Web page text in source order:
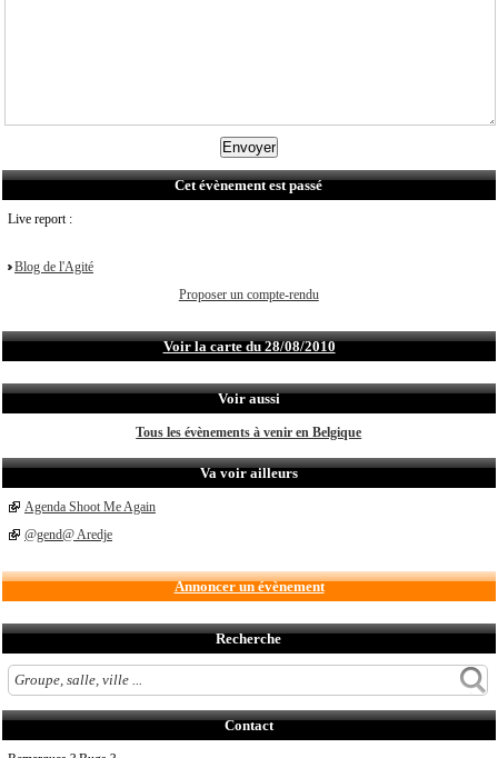
Cet évènement est passé
Live report :
Blog de l'Agité
Proposer un compte-rendu
Voir la carte du 28/08/2010
Voir aussi
Tous les évènements à venir en Belgique
Va voir ailleurs
Agenda Shoot Me Again
@gend@ Aredje
Annoncer un évènement
Recherche
Contact